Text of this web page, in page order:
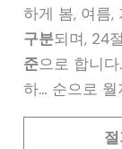
하게 봄, 여름,
구분되며, 24
준으로 합니
하… 순으로